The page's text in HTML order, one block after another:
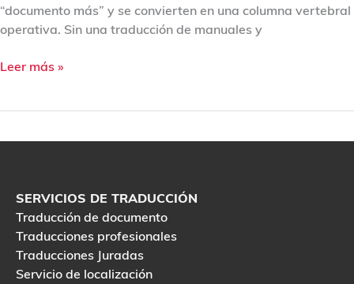
“documento más” y se convierten en una columna vertebral
operativa. Sin una traducción de manuales y
Leer más »
SERVICIOS DE TRADUCCIÓN
Traducción de documento
Traducciones profesionales
Traducciones Juradas
Servicio de localización